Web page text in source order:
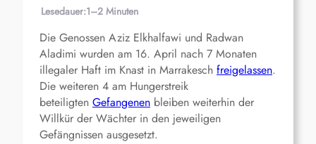
Lesedauer:1–2 Minuten
Die Genossen Aziz Elkhalfawi und Radwan
Aladimi wurden am 16. April nach 7 Monaten
illegaler Haft im Knast in Marrakesch freigelassen.
Die weiteren 4 am Hungerstreik
beteiligten Gefangenen bleiben weiterhin der
Willkür der Wächter in den jeweiligen
Gefängnissen ausgesetzt.